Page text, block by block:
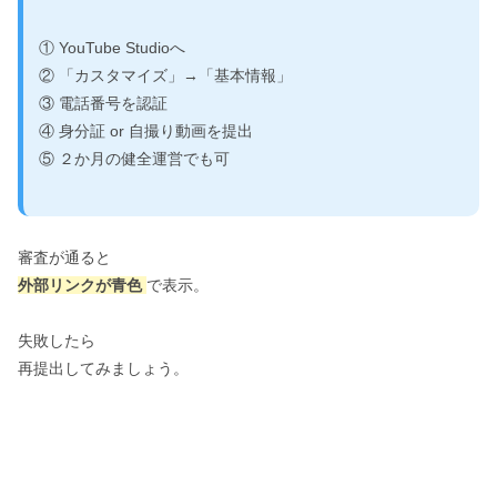
① YouTube Studioへ
② 「カスタマイズ」→「基本情報」
③ 電話番号を認証
④ 身分証 or 自撮り動画を提出
⑤ ２か月の健全運営でも可
審査が通ると
外部リンクが青色 で表示。
失敗したら
再提出してみましょう。